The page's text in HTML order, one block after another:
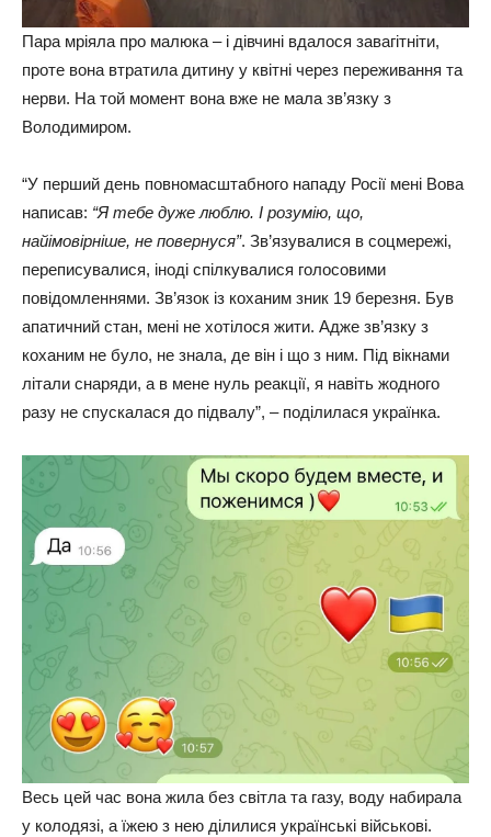
Пара мріяла про малюка – і дівчині вдалося завагітніти,
проте вона втратила дитину у квітні через переживання та
нерви. На той момент вона вже не мала зв’язку з
Володимиром.
“У перший день повномасштабного нападу Росії мені Вова
написав: “Я тебе дуже люблю. І розумію, що,
найімовірніше, не повернуся”. Зв’язувалися в соцмережі,
переписувалися, іноді спілкувалися голосовими
повідомленнями. Зв’язок із коханим зник 19 березня. Був
апатичний стан, мені не хотілося жити. Адже зв’язку з
коханим не було, не знала, де він і що з ним. Під вікнами
літали снаряди, а в мене нуль реакції, я навіть жодного
разу не спускалася до підвалу”, – поділилася українка.
Весь цей час вона жила без світла та газу, воду набирала
у колодязі, а їжею з нею ділилися українські військові.